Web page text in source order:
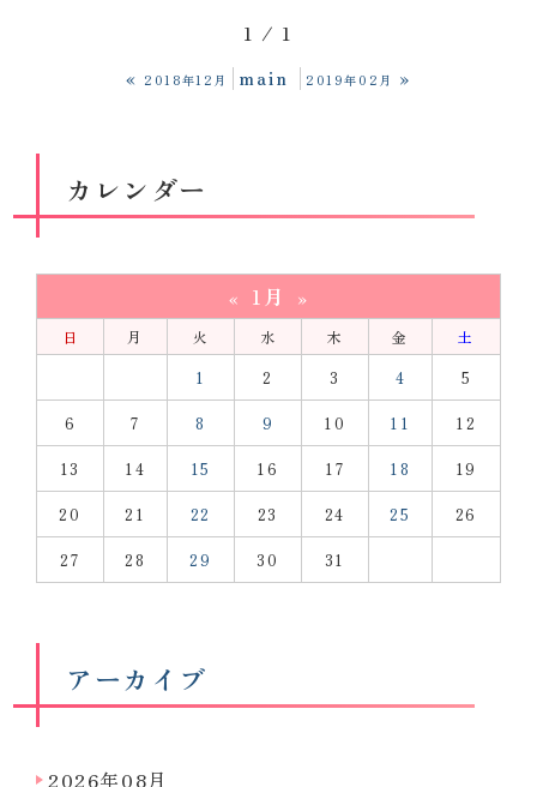
1 / 1
« 2018年12月 main 2019年02月 »
カレンダー
« 1月 »
日 月 火 水 木 金
土
1
2 3 4 5
6 7 8 9 10 11 12
13 14 15 16 17 18 19
20 21 22 23 24 25 26
27 28 29 30 31
アーカイブ
2026年08月